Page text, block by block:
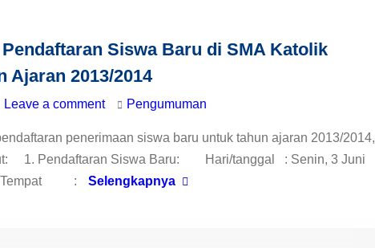
Siswa Baru di SMA Katolik
Ajaran 2013/2014
Leave a comment Pengumuman
penerimaan siswa baru untuk tahun ajaran 2013/2014,
1. Pendaftaran Siswa Baru: Hari/tanggal : Senin, 3 Juni
Tempat :
Selengkapnya